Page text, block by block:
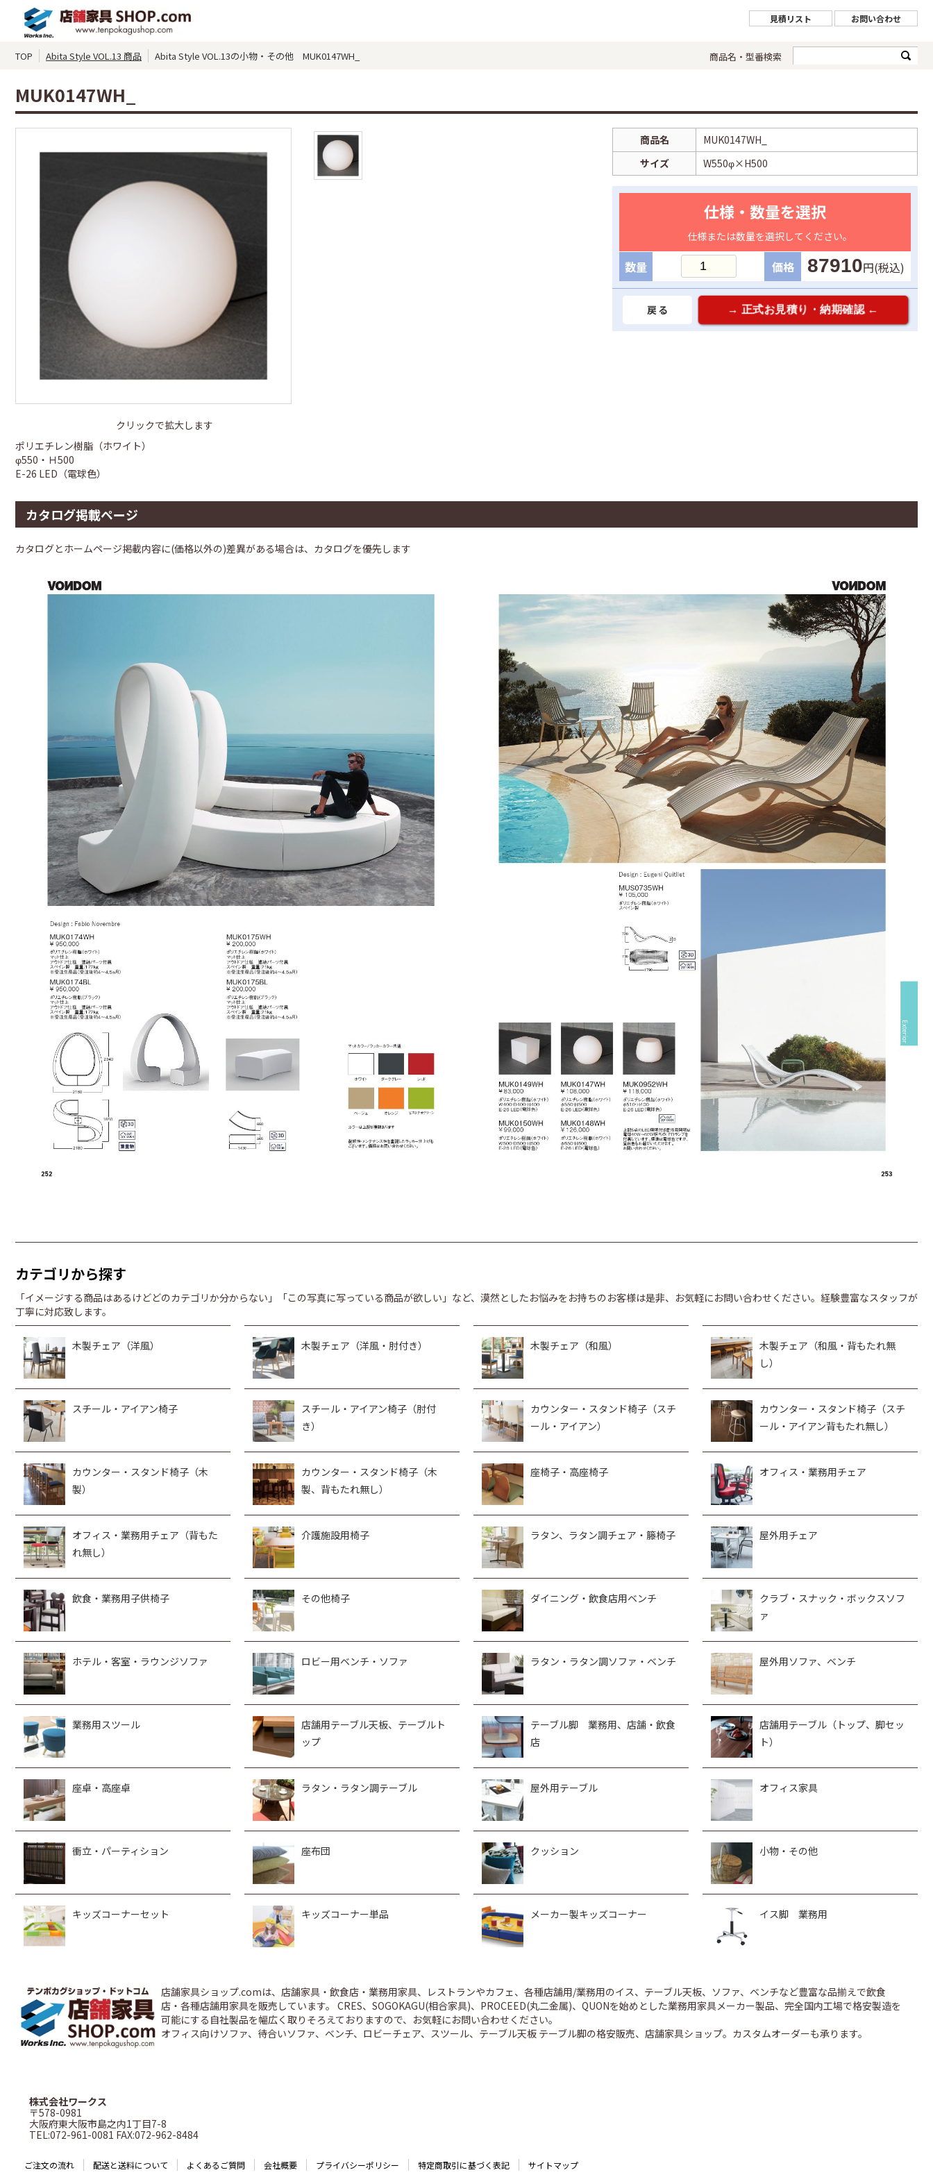
見積リスト お問い合わせ
TOP Abita Style VOL.13 商品 Abita Style VOL.13の小物・その他 MUK0147WH_ 商品名・型番検索
MUK0147WH_
クリックで拡大します
商品名
MUK0147WH_
サイズ
W550φ×H500
仕様・数量を選択
仕様または数量を選択してください。
数量 価格 87910円(税込)
戻る
ポリエチレン樹脂（ホワイト）
φ550・Ｈ500
E-26 LED（電球色）
カタログ掲載ページ
カタログとホームページ掲載内容に(価格以外の)差異がある場合は、カタログを優先します
カテゴリから探す
「イメージする商品はあるけどどのカテゴリか分からない」「この写真に写っている商品が欲しい」など、漠然としたお悩みをお持ちのお客様は是非、お気軽にお問い合わせください。経験豊富なスタッフが
丁寧に対応致します。
木製チェア（洋風） 木製チェア（洋風・肘付き） 木製チェア（和風）
木製チェア（和風・背もたれ無
し）
スチール・アイアン椅子
スチール・アイアン椅子（肘付
き）
カウンター・スタンド椅子（スチ
ール・アイアン）
カウンター・スタンド椅子（スチ
ール・アイアン背もたれ無し）
カウンター・スタンド椅子（木
製）
カウンター・スタンド椅子（木
製、背もたれ無し）
座椅子・高座椅子 オフィス・業務用チェア
オフィス・業務用チェア（背もた
れ無し）
介護施設用椅子 ラタン、ラタン調チェア・籐椅子 屋外用チェア
飲食・業務用子供椅子 その他椅子 ダイニング・飲食店用ベンチ
クラブ・スナック・ボックスソフ
ァ
ホテル・客室・ラウンジソファ ロビー用ベンチ・ソファ ラタン・ラタン調ソファ・ベンチ 屋外用ソファ、ベンチ
業務用スツール
店舗用テーブル天板、テーブルト
ップ
テーブル脚 業務用、店舗・飲食
店
店舗用テーブル（トップ、脚セッ
ト）
座卓・高座卓 ラタン・ラタン調テーブル 屋外用テーブル オフィス家具
衝立・パーティション 座布団 クッション 小物・その他
キッズコーナーセット キッズコーナー単品 メーカー製キッズコーナー イス脚 業務用
店舗家具ショップ.comは、店舗家具・飲食店・業務用家具、レストランやカフェ、各種店舗用/業務用のイス、テーブル天板、ソファ、ベンチなど豊富な品揃えで飲食
店・各種店舗用家具を販売しています。 CRES、SOGOKAGU(相合家具)、PROCEED(丸二金属)、QUONを始めとした業務用家具メーカー製品、完全国内工場で格安製造を
可能にする自社製品を幅広く取りそろえておりますので、お気軽にお問い合わせください。
オフィス向けソファ、待合いソファ、ベンチ、ロビーチェア、スツール、テーブル天板 テーブル脚の格安販売、店舗家具ショップ。カスタムオーダーも承ります。
株式会社ワークス
〒578-0981
大阪府東大阪市島之内1丁目7-8
TEL:072-961-0081 FAX:072-962-8484
ご注文の流れ 配送と送料について よくあるご質問 会社概要 プライバシーポリシー 特定商取引に基づく表記 サイトマップ